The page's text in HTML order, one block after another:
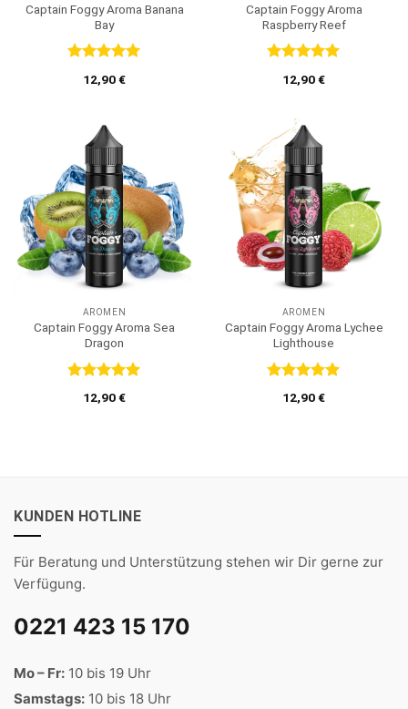
Captain Foggy Aroma Banana
Bay
mit5von
12,90€
Captain Foggy Aroma
Raspberry Reef
mit5von
12,90€
AROMEN
Captain Foggy Aroma Sea
Dragon
Bewertet
mit5von
12,90€
AROMEN
Captain Foggy Aroma Lychee
Lighthouse
Bewertet
mit5von
12,90€
KUNDEN HOTLINE
Für Beratung und Unterstützung stehen wir Dir gerne zur
Verfügung.
0221 423 15 170
Mo – Fr: 10 bis 19 Uhr
Samstags: 10 bis 18 Uhr